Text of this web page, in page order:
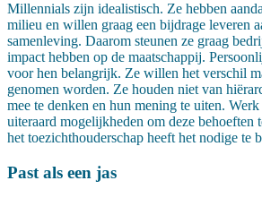
Millennials zijn idealistisch. Ze hebben
milieu en willen graag een bijdrage leveren
samenleving. Daarom steunen ze graag
impact hebben op de maatschappij.
voor hen belangrijk. Ze willen het verschil
genomen worden. Ze houden niet van
mee te denken en hun mening te uiten.
uiteraard mogelijkheden om deze behoeften
het toezichthouderschap heeft het nodige te
Past als een jas